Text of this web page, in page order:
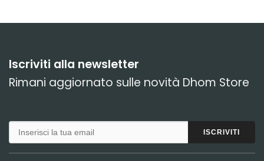
Iscriviti alla newsletter
Rimani aggiornato sulle novità Dhom Store